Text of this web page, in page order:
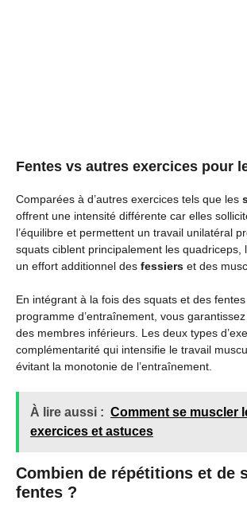
Fentes vs autres exercices pour
Comparées à d’autres exercices tels que les
offrent une intensité différente car elles
l’équilibre et permettent un travail unilatéral
squats ciblent principalement les quadriceps,
un effort additionnel des fessiers et des
En intégrant à la fois des squats et des
programme d’entraînement, vous
des membres inférieurs. Les deux types
complémentarité qui intensifie le travail
évitant la monotonie de l’entraînement.
À lire aussi : Comment se muscler
exercices et astuces
Combien de répétitions et de
fentes ?